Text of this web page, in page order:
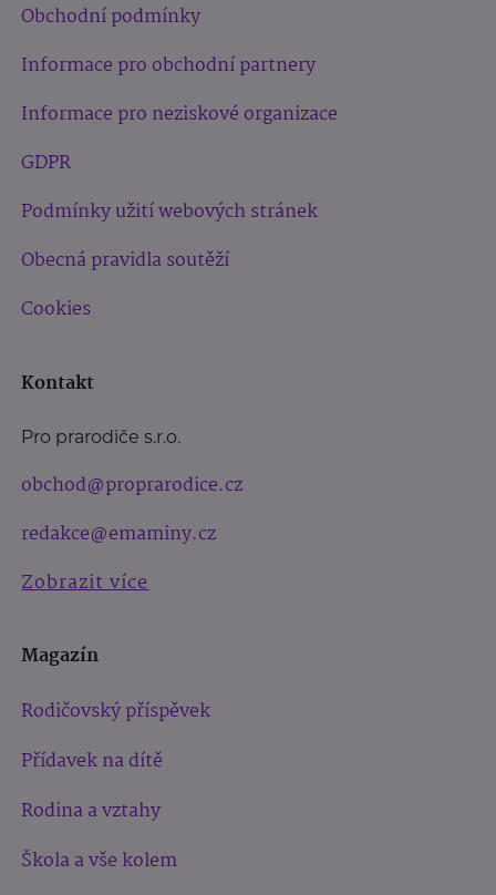
Obchodní podmínky
Informace pro obchodní partnery
Informace pro neziskové organizace
GDPR
Podmínky užití webových stránek
Obecná pravidla soutěží
Cookies
Kontakt
Pro prarodiče s.r.o.
obchod@proprarodice.cz
redakce@emaminy.cz
Zobrazit více
Magazín
Rodičovský příspěvek
Přídavek na dítě
Rodina a vztahy
Škola a vše kolem